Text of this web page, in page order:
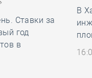
Ставки за
год
в
В